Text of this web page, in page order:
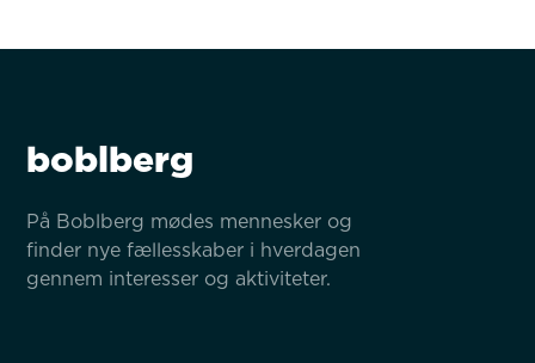
boblberg
På Boblberg mødes mennesker og
finder nye fællesskaber i hverdagen
gennem interesser og aktiviteter.